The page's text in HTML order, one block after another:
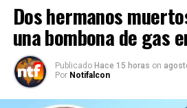
Dos hermanos
una bombona de gas
Publicado Hace 15 horas on
Por Notifalcon